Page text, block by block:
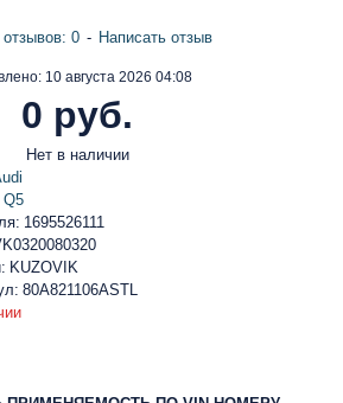
Q5
1695526111
KUZOVIK
80A821106ASTL
10 августа 2026 04:08
Нет в наличии
отзывов: 0 - Написать отзыв
0 руб.